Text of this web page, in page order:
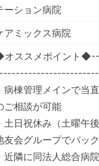
ーション病院
アミックス病院
ススメポイント
病棟管理メインで当
ご相談が可能
土日祝休み（土曜午
友会グループでバッ
近隣に同法人総合病